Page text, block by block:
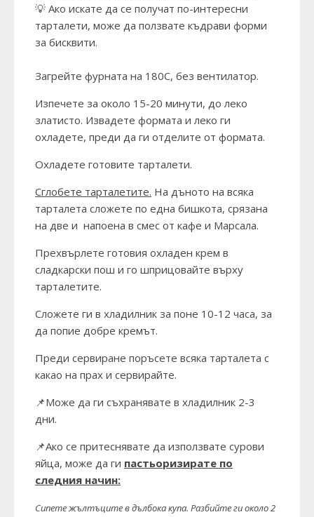
💡 Ако искате да се получат по-интересни
тарталети, може да ползвате къдрави форми
за бисквити.
Загрейте фурната на 180С, без вентилатор.
Изпечете за около 15-20 минути, до леко
златисто. Извадете формата и леко ги
охладете, преди да ги отделите от формата.
Охладете готовите тарталети.
Сглобете тарталетите. На дъното на всяка
тарталета сложете по една бишкота, срязана
на две и напоена в смес от кафе и Марсала.
Прехвърлете готовия охладен крем в
сладкарски пош и го шприцовайте върху
тарталетите.
Сложете ги в хладилник за поне 10-12 часа, за
да попие добре кремът.
Преди сервиране поръсете всяка тарталета с
какао на прах и сервирайте.
📌Може да ги съхранявате в хладилник 2-3
дни.
📌Ако се притеснявате да използвате сурови
яйца, може да ги пастьоризирате по
следния начин:
Сипете жълтъците в дълбока купа. Разбийте ги около 2